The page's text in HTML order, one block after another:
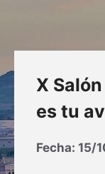
X
es tu
Fecha: 15/